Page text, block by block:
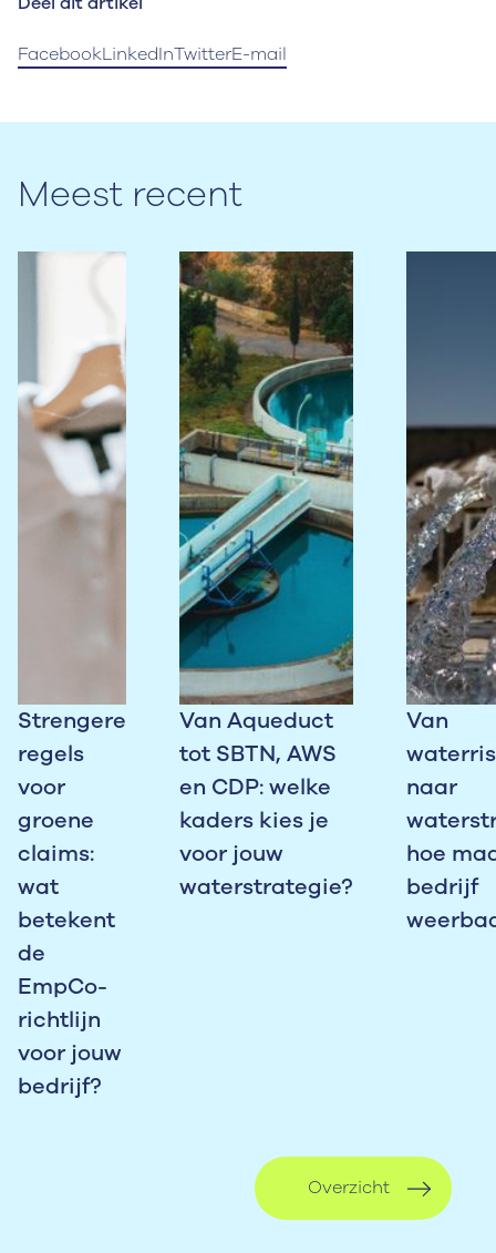
FacebookLinkedInTwitterE-mail
Meest recent
Strengere
regels
voor
groene
claims:
wat
betekent
de
EmpCo-
richtlijn
voor jouw
bedrijf?
Van Aqueduct
tot SBTN, AWS
en CDP: welke
kaders kies je
voor jouw
waterstrategie?
Van
naar
hoe
bedrijf
Overzicht